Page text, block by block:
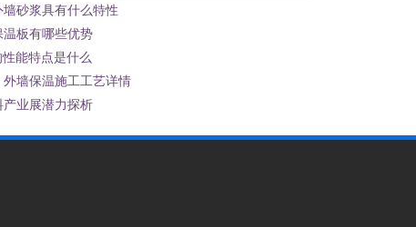
砂浆具有什么特性
板有哪些优势
能特点是什么
墙保温施工工艺详情
业展潜力探析